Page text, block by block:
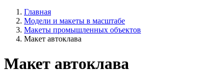
Главная
Модели и макеты в масштабе
Макеты промышленных объектов
Макет автоклава
Макет автоклава